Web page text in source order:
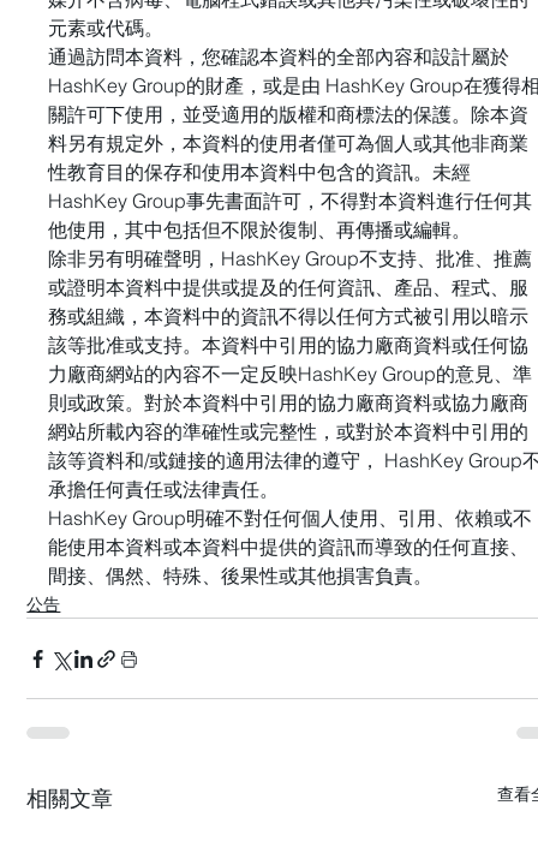
元素或代碼。
通過訪問本資料，您確認本資料的全部內容和設計屬於
HashKey Group的財產，或是由 HashKey Group在獲得
關許可下使用，並受適用的版權和商標法的保護。除本資
料另有規定外，本資料的使用者僅可為個人或其他非商業
性教育目的保存和使用本資料中包含的資訊。未經
HashKey Group事先書面許可，不得對本資料進行任何其
他使用，其中包括但不限於復制、再傳播或編輯。
除非另有明確聲明，HashKey Group不支持、批准、推薦
或證明本資料中提供或提及的任何資訊、產品、程式、服
務或組織，本資料中的資訊不得以任何方式被引用以暗示
該等批准或支持。本資料中引用的協力廠商資料或任何協
力廠商網站的內容不一定反映HashKey Group的意見、準
則或政策。對於本資料中引用的協力廠商資料或協力廠商
網站所載內容的準確性或完整性，或對於本資料中引用的
該等資料和/或鏈接的適用法律的遵守， HashKey Group
承擔任何責任或法律責任。
HashKey Group明確不對任何個人使用、引用、依賴或不
能使用本資料或本資料中提供的資訊而導致的任何直接、
間接、偶然、特殊、後果性或其他損害負責。
公告
相關文章 查看